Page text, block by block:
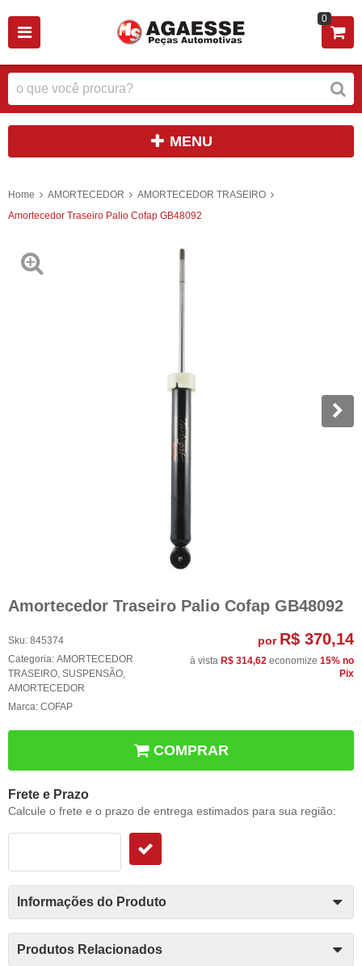
0
MENU
Home AMORTECEDOR
AMORTECEDOR TRASEIRO
Amortecedor Traseiro Palio Cofap GB48092
Amortecedor Traseiro Palio Cofap GB48092
Sku: 845374
Categoria: AMORTECEDOR
TRASEIRO, SUSPENSÃO,
AMORTECEDOR
Marca: COFAP
por R$ 370,14
à vista R$ 314,62 economize 15% no
Pix
COMPRAR
Frete e Prazo
Calcule o frete e o prazo de entrega estimados para sua região:
Informações do Produto
Produtos Relacionados